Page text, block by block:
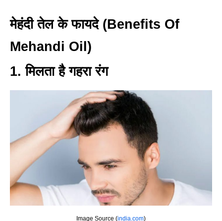
मेहंदी तेल के फायदे (Benefits Of
Mehandi Oil)
1. मिलता है गहरा रंग
Image Source (india.com)